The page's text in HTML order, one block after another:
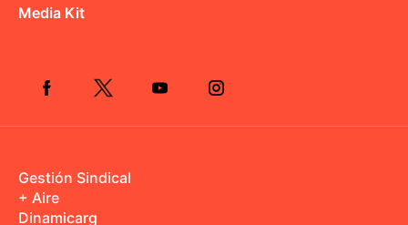
Media Kit
Gestión Sindical
+ Aire
Dinamicarg